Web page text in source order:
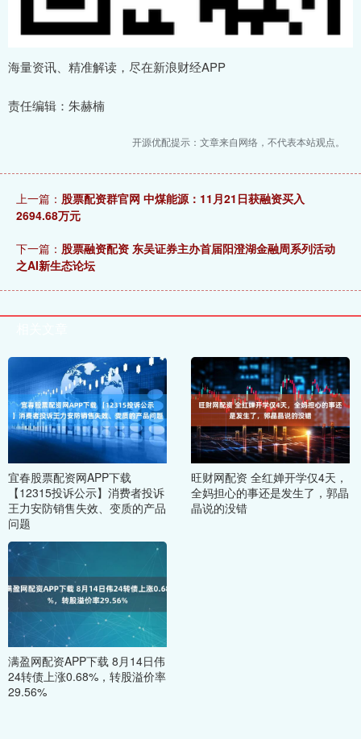
海量资讯、精准解读，尽在新浪财经APP
责任编辑：朱赫楠
开源优配提示：文章来自网络，不代表本站观点。
上一篇： 股票配资群官网 中煤能源：11月21日获融资买入
2694.68万元
下一篇： 股票融资配资 东吴证券主办首届阳澄湖金融周系列活动
之AI新生态论坛
宜春股票配资网APP下载
【12315投诉公示】消费者投诉
王力安防销售失效、变质的产品
问题
旺财网配资 全红婵开学仅4天，
全妈担心的事还是发生了，郭晶
晶说的没错
满盈网配资APP下载 8月14日伟
24转债上涨0.68%，转股溢价率
29.56%